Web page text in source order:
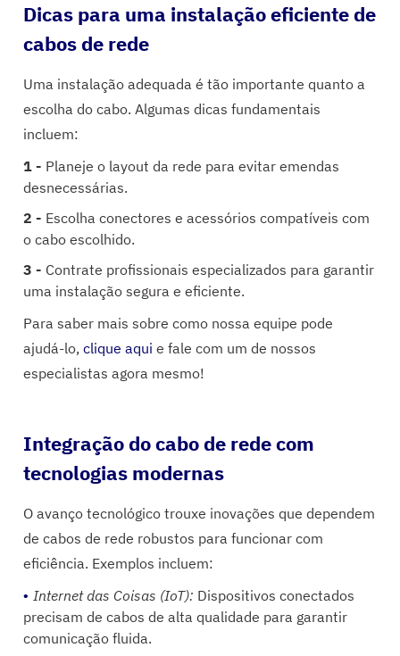
Dicas para uma instalação eficiente de
cabos de rede
Uma instalação adequada é tão importante quanto a
escolha do cabo. Algumas dicas fundamentais
incluem:
Planeje o layout da rede para evitar emendas
desnecessárias.
Escolha conectores e acessórios compatíveis com
o cabo escolhido.
Contrate profissionais especializados para garantir
uma instalação segura e eficiente.
Para saber mais sobre como nossa equipe pode
ajudá-lo, clique aqui e fale com um de nossos
especialistas agora mesmo!
Integração do cabo de rede com
tecnologias modernas
O avanço tecnológico trouxe inovações que dependem
de cabos de rede robustos para funcionar com
eficiência. Exemplos incluem:
Internet das Coisas (IoT): Dispositivos conectados
precisam de cabos de alta qualidade para garantir
comunicação fluida.